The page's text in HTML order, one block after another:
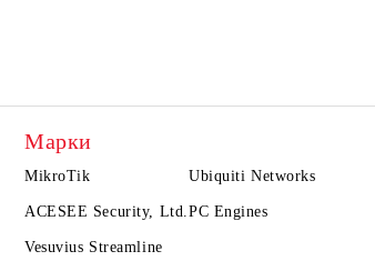
Марки
MikroTik Ubiquiti Networks
ACESEE Security, Ltd.PC Engines
Vesuvius Streamline